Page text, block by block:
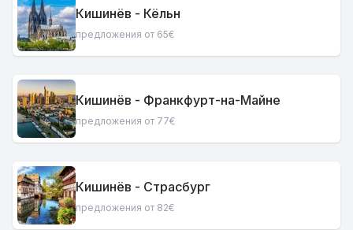
Кишинёв - Кёльн
предложения от 65€
Кишинёв - Франкфурт-на-Майне
предложения от 77€
Кишинёв - Страсбург
предложения от 82€